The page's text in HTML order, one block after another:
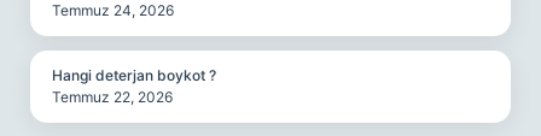
Temmuz 24, 2026
Hangi deterjan boykot ?
Temmuz 22, 2026